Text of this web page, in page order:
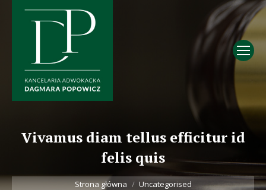
Vivamus diam tellus efficitur id
felis quis
Jesteś tutaj:
Strona główna
Uncategorised